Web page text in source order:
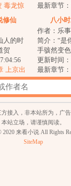
毒龙惊
时都面临
最新章节：
修仙
人的时
贺
那么
上京出
八小
作者：乐
简介：“是
手骇然变
想到，今
的手里！...
更新时间
最新章节：
接入，非本站所为，广
本站立场，请谨慎阅读。
2020 来看小说 All Rights
SiteMap